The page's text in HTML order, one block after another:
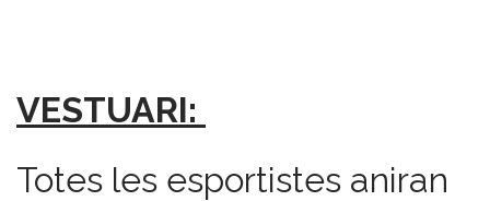
VESTUARI:
Totes les esportistes aniran